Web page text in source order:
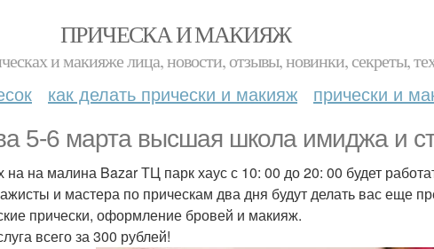
ПРИЧЕСКА И МАКИЯЖ
и макияже лица, новости, отзывы, новинки, секреты,
как делать прически и макияж прически и
5-6 марта высшая школа имиджа и
на на малина Bazar ТЦ парк хаус с 10: 00 до 20: 00 будет
и мастера по прическам два дня будут делать вас еще
прически, оформление бровей и макияж.
всего за 300 рублей!